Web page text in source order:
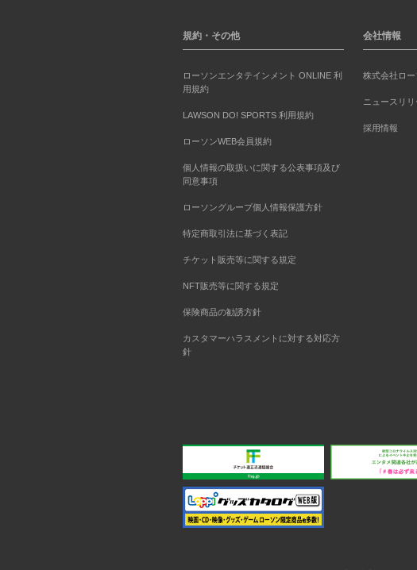
規約・その他
ローソンエンタテインメント ONLINE 利
用規約
LAWSON DO! SPORTS 利用規約
ローソンWEB会員規約
個人情報の取扱いに関する公表事項及び
同意事項
ローソングループ個人情報保護方針
特定商取引法に基づく表記
チケット販売等に関する規定
NFT販売等に関する規定
保険商品の勧誘方針
カスタマーハラスメントに対する対応方
針
会社情報
株式会社ロー
ニュースリリ
採用情報